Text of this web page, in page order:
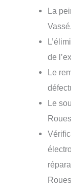
La
Vassé,
de
Le
Le